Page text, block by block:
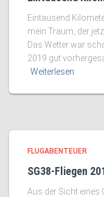
Eintausend
mein Traum, der
Das Wetter war
2019 gut
Weiterlesen
FLUGABENTEUER
SG38-Fliegen
Aus der Sicht